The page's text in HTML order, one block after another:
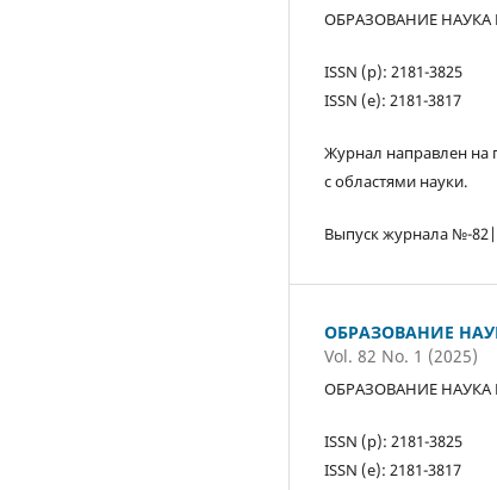
ОБРАЗОВАНИЕ НАУКА
ISSN (р): 2181-3825
ISSN (е): 2181-3817
Журнал направлен на
с областями науки.
Выпуск журнала №-
ОБРАЗОВАНИЕ
Vol. 82 No. 1 (2025)
ОБРАЗОВАНИЕ НАУКА
ISSN (р): 2181-3825
ISSN (е): 2181-3817